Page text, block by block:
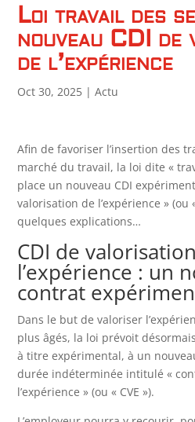
Loi travail des
nouveau CDI de
de l’expérience
Oct 30, 2025 |Actu
Afin de favoriser l’insertion des
marché du travail, la loi dite «
place un nouveau CDI
valorisation de l’expérience » (ou
quelques explications…
CDI de
l’expérience : un
contrat
Dans le but de valoriser
plus âgés, la loi prévoit
à titre expérimental, à un
durée indéterminée intitulé «
l’expérience » (ou « CVE »).